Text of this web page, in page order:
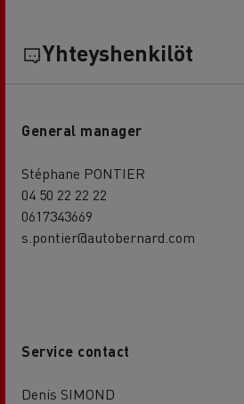
Yhteyshenkilöt
General manager
Stéphane PONTIER
04 50 22 22 22
0617343669
s.pontier@autobernard.com
Service contact
Denis SIMOND